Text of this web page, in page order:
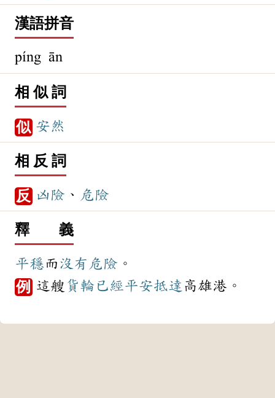
漢語拼音
píng ān
相 似 詞
似 安然
相 反 詞
反 凶險 、 危險
釋 義
平穩 而 沒有 危險 。
例 這艘 貨輪 已經平安抵達 高雄港。